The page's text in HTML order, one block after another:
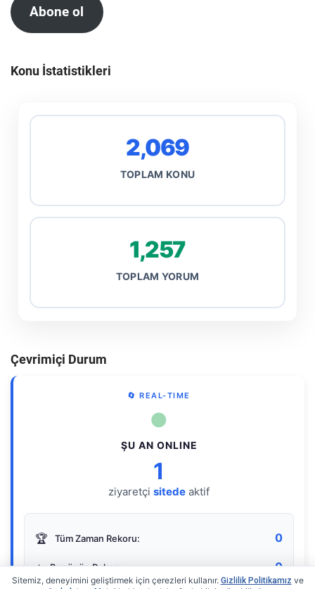
Abone ol
Konu İstatistikleri
2,069
TOPLAM KONU
1,257
TOPLAM YORUM
Çevrimiçi Durum
🔄 REAL-TIME
●
ŞU AN ONLINE
1
ziyaretçi sitede aktif
🏆 Tüm Zaman Rekoru: 0
⭐ Bugünün Rekoru: 0
Sitemiz, deneyimini geliştirmek için çerezleri kullanır. Gizlilik Politikamız ve